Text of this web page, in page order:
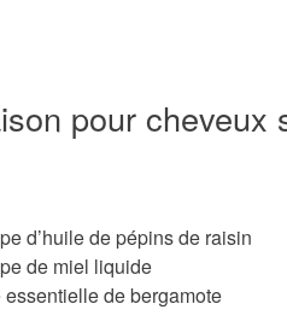
pour cheveux
d’huile de pépins de raisin
de miel liquide
essentielle de bergamote